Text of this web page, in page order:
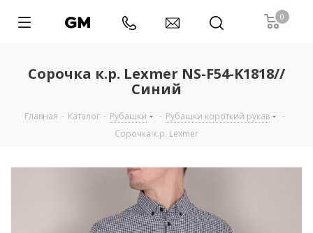
0
Сорочка к.р. Lexmer NS-F54-K1818//
Синий
Главная - Каталог - Рубашки - Рубашки короткий рукав
-
Сорочка к.р. Lexmer